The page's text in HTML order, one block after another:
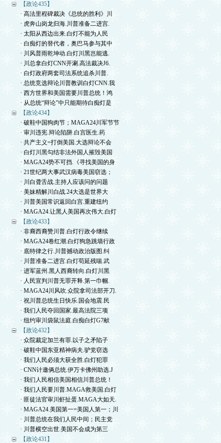
【政论435】
· 高法里程碑裁决《总统的胜利》川
· 虎奔山岗龙归海.川普准备二进宫.
· 太阳从西边出来.白灯不能为人民
· 白痴灯的替代者，奥巴马参与其中
· 川风普雨乾坤动.白灯川黑岂能逃.
· 川总拿白灯CNN开涮.高法裁决J6.
· 白灯政府两套司法系统追杀川普.
· 总统竞选辩论川普教训白灯CNN.我
· 西方世界和美国需要川普总统！鸿
· 从总统“辩论”中只能期待白痴灯是
【政论434】
· 破鞋中国狗肉节；MAGA24川军节节
· 审川违宪.辩论陷阱.白宫医生.药
· 共产主义=打倒美国.大选辩论不会
· 白灯川黑勾结非法外国人摧毁美国
· MAGA24势不可挡.《寻找美国的身
· 21世纪两大事武汉病毒美国窃选；
· 川白聋舌战.主持人应该问的问题
· 美妹精解川白战.24大选是世界大
· 川普美国常识返回白宫.重建纽约
· MAGA24.让黑人美国再次伟大.白灯
【政论433】
· 非裔西裔赞川普.白灯行政令继续
· MAGA24卷红潮.白灯狗急跳墙行政
· 底特律之行.川普撼动政治版图.纠
· 川普准备二进宫.白灯苟延残喘.武
· 进军蓝州.黑人西裔转向.白灯川黑
· 人民宣判川普无罪开释.第一巾帼.
· MAGA24川风吹.众院拿司法部开刀.
· 祝川普总统生日快乐.国会地震.民
· 我们人民夺回国家.最高法院三项
· 纽约审川袋鼠法庭.白痴白灯G7献
【政论432】
· 众院裁定加兰有罪.以子之矛陷子
· 破鞋中国东亚精神病夫.驴党窃选
· 我们人民必须大获全胜.白灯犯罪
· CNN计邀俩总统.伊万卡佛州助选.J
· 我们人民相信美国相信川普总统！
· 我们人民要川普.MAGA救美国.白灯
· 匪徒法官审川虾扯蛋.MAGA大如天.
· MAGA24.美国第一=美国人第一；川
· 川普总统在我们人民中间；民主党
· 川普横空出世.美国不会成为第三
【政论431】